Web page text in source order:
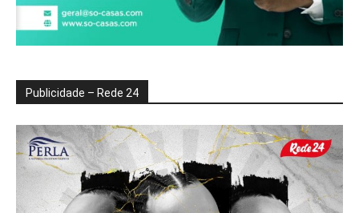
Publicidade – Rede 24